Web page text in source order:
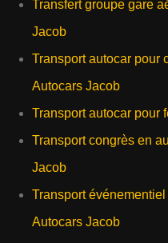
Transfert groupe gare
Jacob
Transport autocar pour
Autocars Jacob
Transport autocar pour
Transport congrès en
Jacob
Transport
Autocars Jacob